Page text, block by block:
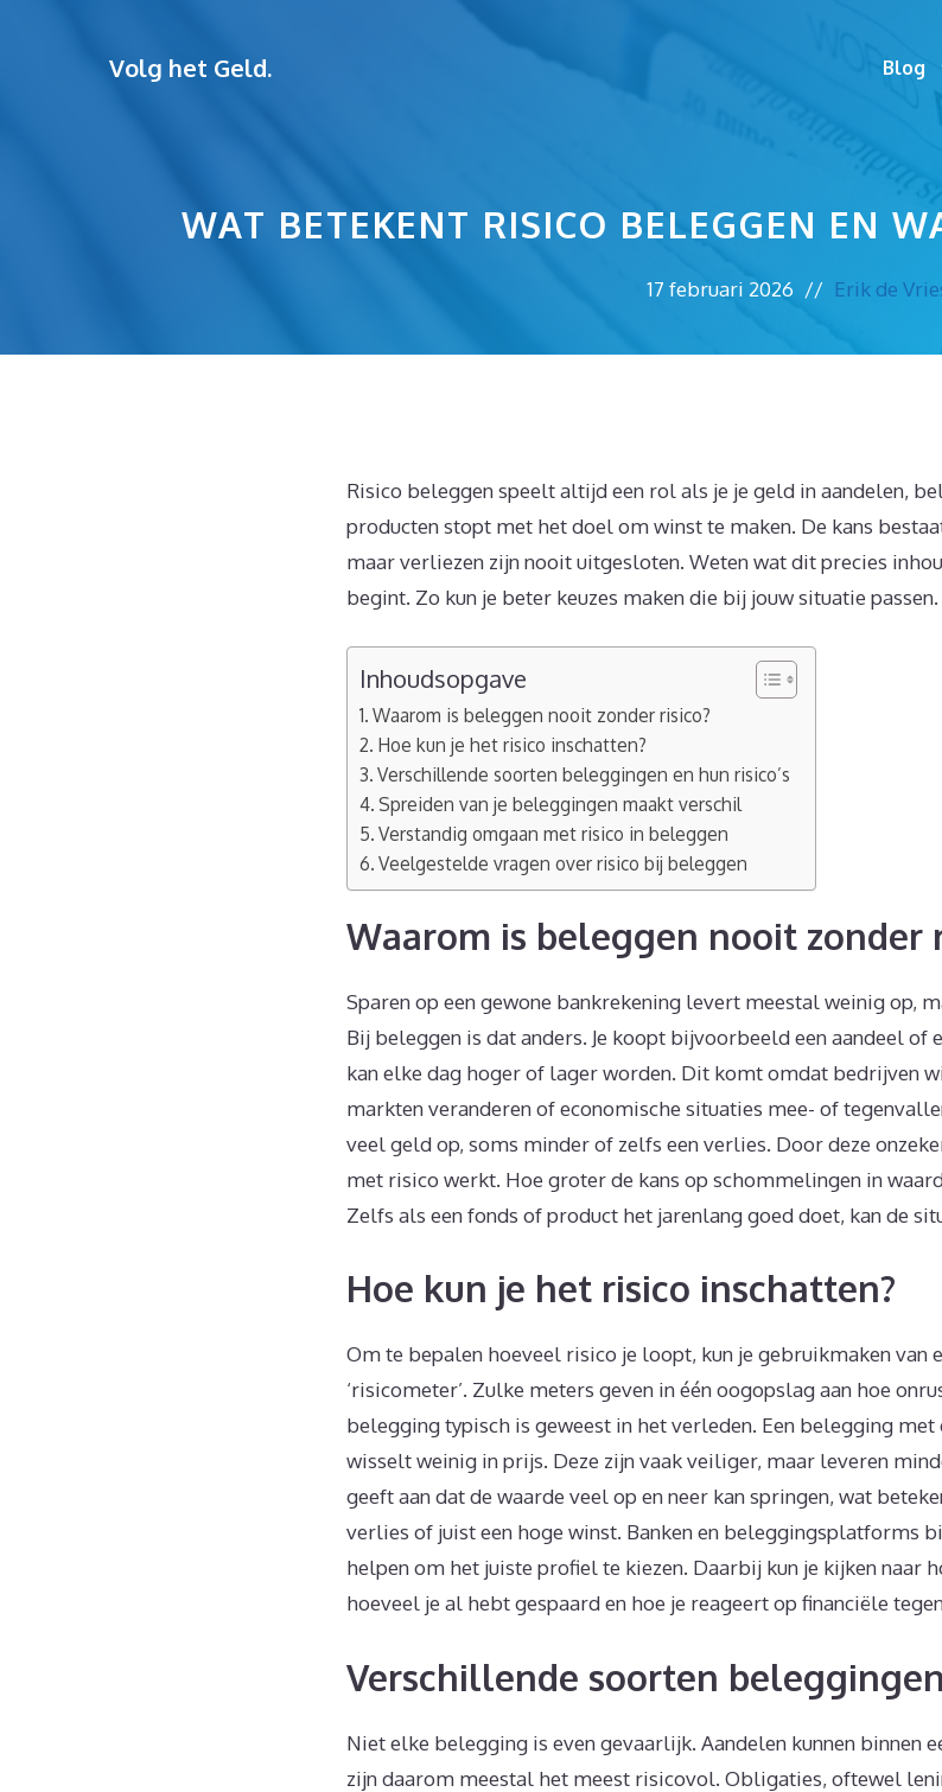
Volg het Geld. Blog
WAT BETEKENT RISICO BELEGGEN EN
17 februari 2026 // Erik de
Risico beleggen speelt altijd een rol als je je geld in aandelen,
producten stopt met het doel om winst te maken. De kans
maar verliezen zijn nooit uitgesloten. Weten wat dit precies
begint. Zo kun je beter keuzes maken die bij jouw situatie passen.
Inhoudsopgave
Waarom is beleggen nooit zonder risico?
Hoe kun je het risico inschatten?
Verschillende soorten beleggingen en hun risico’s
Spreiden van je beleggingen maakt verschil
Verstandig omgaan met risico in beleggen
Veelgestelde vragen over risico bij beleggen
Waarom is beleggen nooit zonder
Sparen op een gewone bankrekening levert meestal weinig op,
Bij beleggen is dat anders. Je koopt bijvoorbeeld een aandeel of
kan elke dag hoger of lager worden. Dit komt omdat bedrijven
markten veranderen of economische situaties mee- of
veel geld op, soms minder of zelfs een verlies. Door deze
met risico werkt. Hoe groter de kans op schommelingen in
Zelfs als een fonds of product het jarenlang goed doet, kan de
Hoe kun je het risico inschatten?
Om te bepalen hoeveel risico je loopt, kun je gebruikmaken van
‘risicometer’. Zulke meters geven in één oogopslag aan hoe
belegging typisch is geweest in het verleden. Een belegging
wisselt weinig in prijs. Deze zijn vaak veiliger, maar leveren
geeft aan dat de waarde veel op en neer kan springen, wat
verlies of juist een hoge winst. Banken en beleggingsplatforms
helpen om het juiste profiel te kiezen. Daarbij kun je kijken naar
hoeveel je al hebt gespaard en hoe je reageert op financiële
Verschillende soorten
Niet elke belegging is even gevaarlijk. Aandelen kunnen binnen
zijn daarom meestal het meest risicovol. Obligaties, oftewel